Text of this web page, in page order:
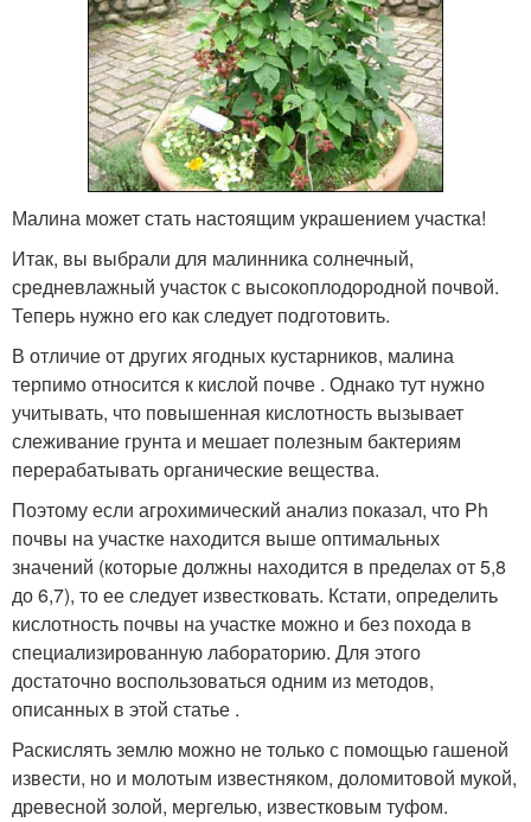
Малина может стать настоящим украшением участка!
Итак, вы выбрали для малинника солнечный,
средневлажный участок с высокоплодородной почвой.
Теперь нужно его как следует подготовить.
В отличие от других ягодных кустарников, малина
терпимо относится к кислой почве . Однако тут нужно
учитывать, что повышенная кислотность вызывает
слеживание грунта и мешает полезным бактериям
перерабатывать органические вещества.
Поэтому если агрохимический анализ показал, что Ph
почвы на участке находится выше оптимальных
значений (которые должны находится в пределах от 5,8
до 6,7), то ее следует известковать. Кстати, определить
кислотность почвы на участке можно и без похода в
специализированную лабораторию. Для этого
достаточно воспользоваться одним из методов,
описанных в этой статье .
Раскислять землю можно не только с помощью гашеной
извести, но и молотым известняком, доломитовой мукой,
древесной золой, мергелью, известковым туфом.